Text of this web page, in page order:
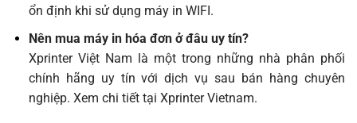
ổn định khi sử dụng máy in WIFI.
Nên mua máy in hóa đơn ở đâu uy tín?
Xprinter Việt Nam là một trong những nhà phân phối
chính hãng uy tín với dịch vụ sau bán hàng chuyên
nghiệp. Xem chi tiết tại Xprinter Vietnam.